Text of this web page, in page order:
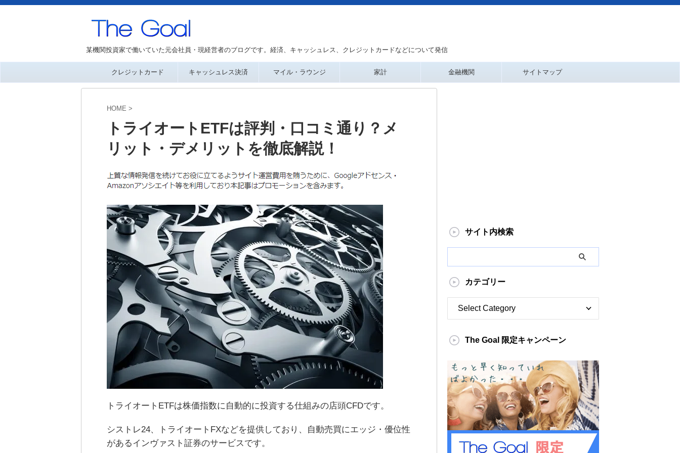
某機関投資家で働いていた元会社員・現経営者のブログです。経済、キャッシュレス、クレジットカードなどについて発信
クレジットカード キャッシュレス決済 マイル・ラウンジ 家計 金融機関 サイトマップ
HOME >
トライオートETFは評判・口コミ通り？メ
リット・デメリットを徹底解説！
トライオートETFは株価指数に自動的に投資する仕組みの店頭CFDです。
シストレ24、トライオートFXなどを提供しており、自動売買にエッジ・優位性
があるインヴァスト証券のサービスです。
サイト内検索
カテゴリー
The Goal 限定キャンペーン